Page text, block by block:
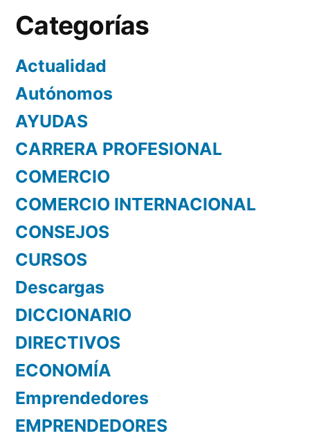
Categorías
Actualidad
Autónomos
AYUDAS
CARRERA PROFESIONAL
COMERCIO
COMERCIO INTERNACIONAL
CONSEJOS
CURSOS
Descargas
DICCIONARIO
DIRECTIVOS
ECONOMÍA
Emprendedores
EMPRENDEDORES